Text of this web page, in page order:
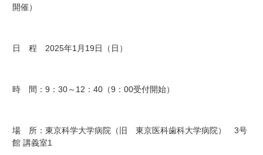
開催）
日 程 2025年1月19日（日）
時 間：9：30～12：40（9：00受付開始）
場 所：東京科学大学病院（旧 東京医科歯科大学病院） 3号
館 講義室1